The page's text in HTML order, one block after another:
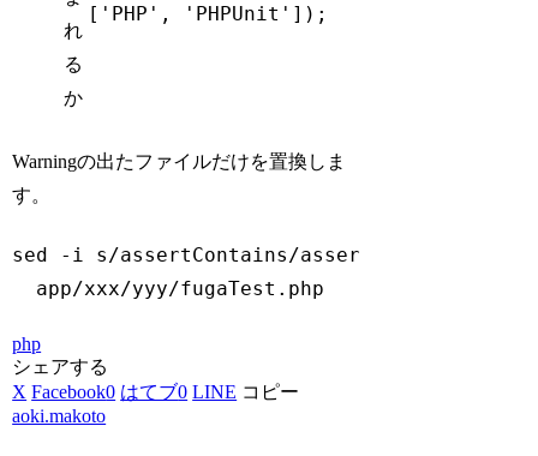
れ
る
か
['PHP', 'PHPUnit']);
Warningの出たファイルだけを置換しま
す。
sed -i s/assertContains/
  app/xxx/yyy/fugaTest.php
php
シェアする
X Facebook0 はてブ0 LINE コピー
aoki.makoto